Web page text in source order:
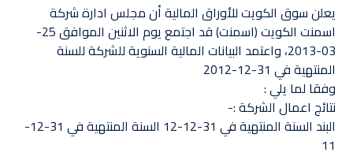
يعلن سوق الكويت للأوراق المالية أن مجلس ادارة شركة
اسمنت الكويت (اسمنت) قد اجتمع يوم الاثنين الموافق 25-
03-2013، واعتمد البيانات المالية السنوية للشركة للسنة
المنتهية في 31-12-2012
وفقا لما يلي :‏
نتائج اعمال الشركة :-‏
البند السنة المنتهية في 31-12-12 السنة المنتهية في 31-12-
11‏